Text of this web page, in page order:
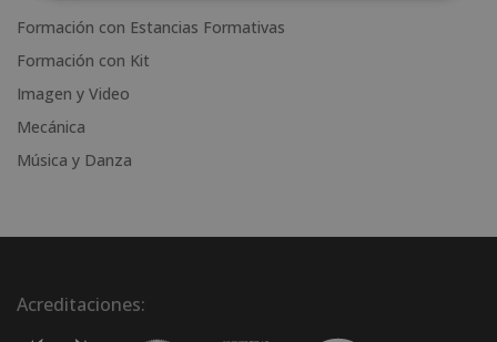
Formación con Estancias Formativas
Formación con Kit
Imagen y Video
Mecánica
Música y Danza
Acreditaciones: